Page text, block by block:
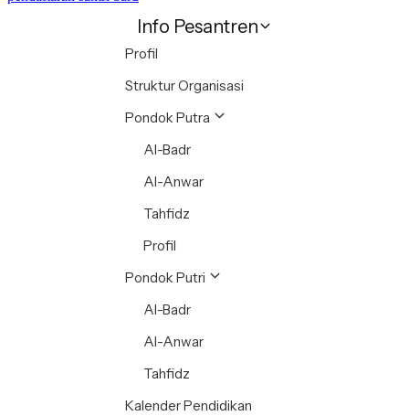
Info Pesantren
Profil
Struktur Organisasi
Pondok Putra
Al-Badr
Al-Anwar
Tahfidz
Profil
Pondok Putri
Al-Badr
Al-Anwar
Tahfidz
Kalender Pendidikan